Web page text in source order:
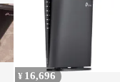
¥ 16,696